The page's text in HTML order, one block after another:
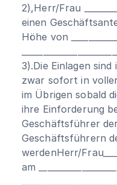
2),Herr/Frau
einen
Höhe von
3).Die Einlagen
zwar sofort in
im Übrigen sobald
ihre Einforderung
Geschäftsführer
Geschäftsführern
werdenHerr/
am